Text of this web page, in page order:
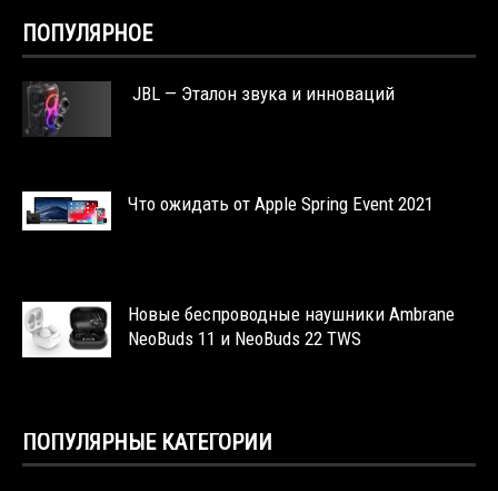
ПОПУЛЯРНОЕ
JBL — Эталон звука и инноваций
Что ожидать от Apple Spring Event 2021
Новые беспроводные наушники Ambrane
NeoBuds 11 и NeoBuds 22 TWS
ПОПУЛЯРНЫЕ КАТЕГОРИИ